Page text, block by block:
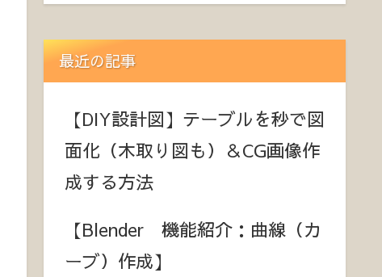
最近の記事
【DIY設計図】テーブルを秒で図
面化（木取り図も）＆CG画像作
成する方法
【Blender 機能紹介：曲線（カ
ーブ）作成】